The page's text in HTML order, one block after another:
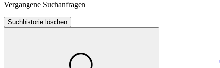
Vergangene Suchanfragen
Suchhistorie löschen